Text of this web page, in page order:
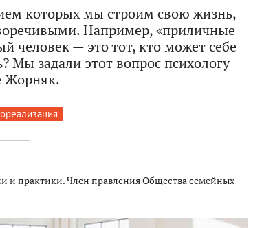
которых мы строим свою жизнь,
Например, «приличные
человек — это тот, кто может себе
Мы задали этот вопрос психологу
Жорняк.
и практики. Член правления Общества семейных